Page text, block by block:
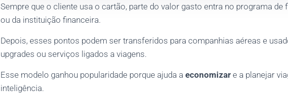
Sempre que o cliente usa o cartão, parte do valor gasto entra no programa de
ou da instituição financeira.
Depois, esses pontos podem ser transferidos para companhias aéreas e
upgrades ou serviços ligados a viagens.
Esse modelo ganhou popularidade porque ajuda a economizar e a planejar
inteligência.